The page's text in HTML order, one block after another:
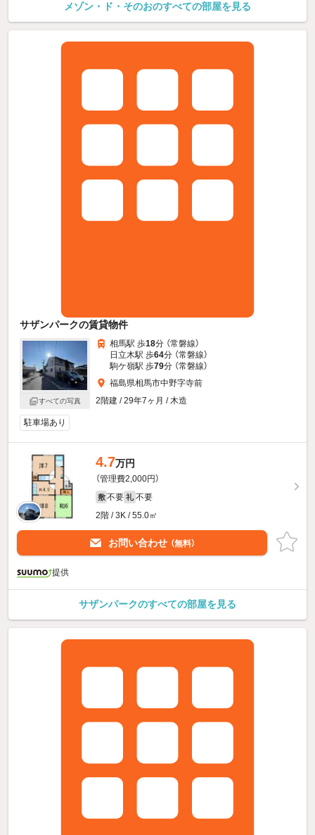
メゾン・ド・そのおのすべての部屋を見る
サザンパークの賃貸物件
すべての写真
相馬駅 歩18分 （常磐線）
日立木駅 歩64分 （常磐線）
駒ケ嶺駅 歩79分 （常磐線）
福島県相馬市中野字寺前
2階建 / 29年7ヶ月 / 木造
駐車場あり
4.7万円
（管理費2,000円）
敷 不要 礼 不要
2階 / 3K / 55.0㎡
お問い合わせ （無料）
提供
サザンパークのすべての部屋を見る